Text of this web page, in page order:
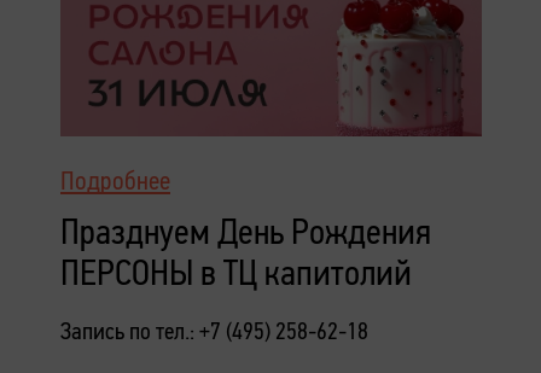
Подробнее
Празднуем День Рождения
ПЕРСОНЫ в ТЦ капитолий
Запись по тел.: +7 (495) 258-62-18